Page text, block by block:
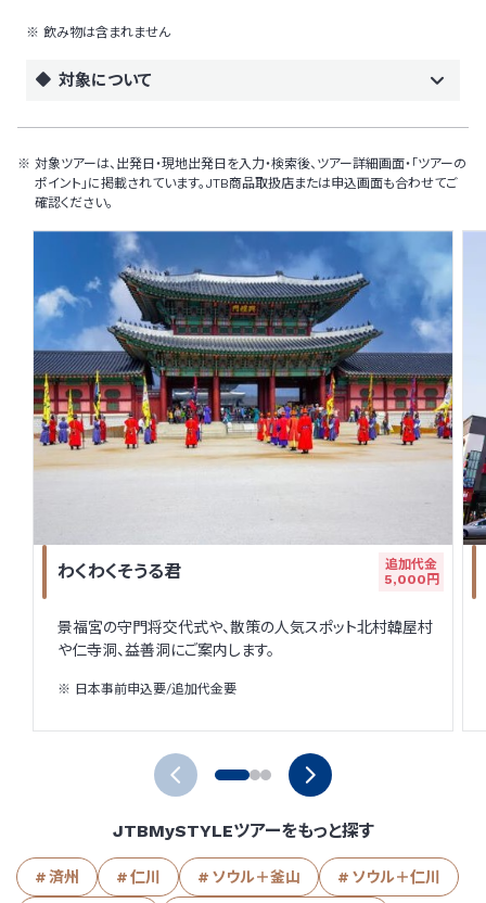
飲み物は含まれません
対象について
対象ツアーは、出発日・現地出発日を入力・検索後、ツアー詳細画面・「ツアーの
ポイント」に掲載されています。JTB商品取扱店または申込画面も合わせてご
確認ください。
わくわくそうる君
追加代金
5,000円
景福宮の守門将交代式や、散策の人気スポット北村韓屋村
や仁寺洞、益善洞にご案内します。
日本事前申込要/追加代金要
JTBMySTYLEツアーをもっと探す
済州 仁川 ソウル＋釜山 ソウル＋仁川